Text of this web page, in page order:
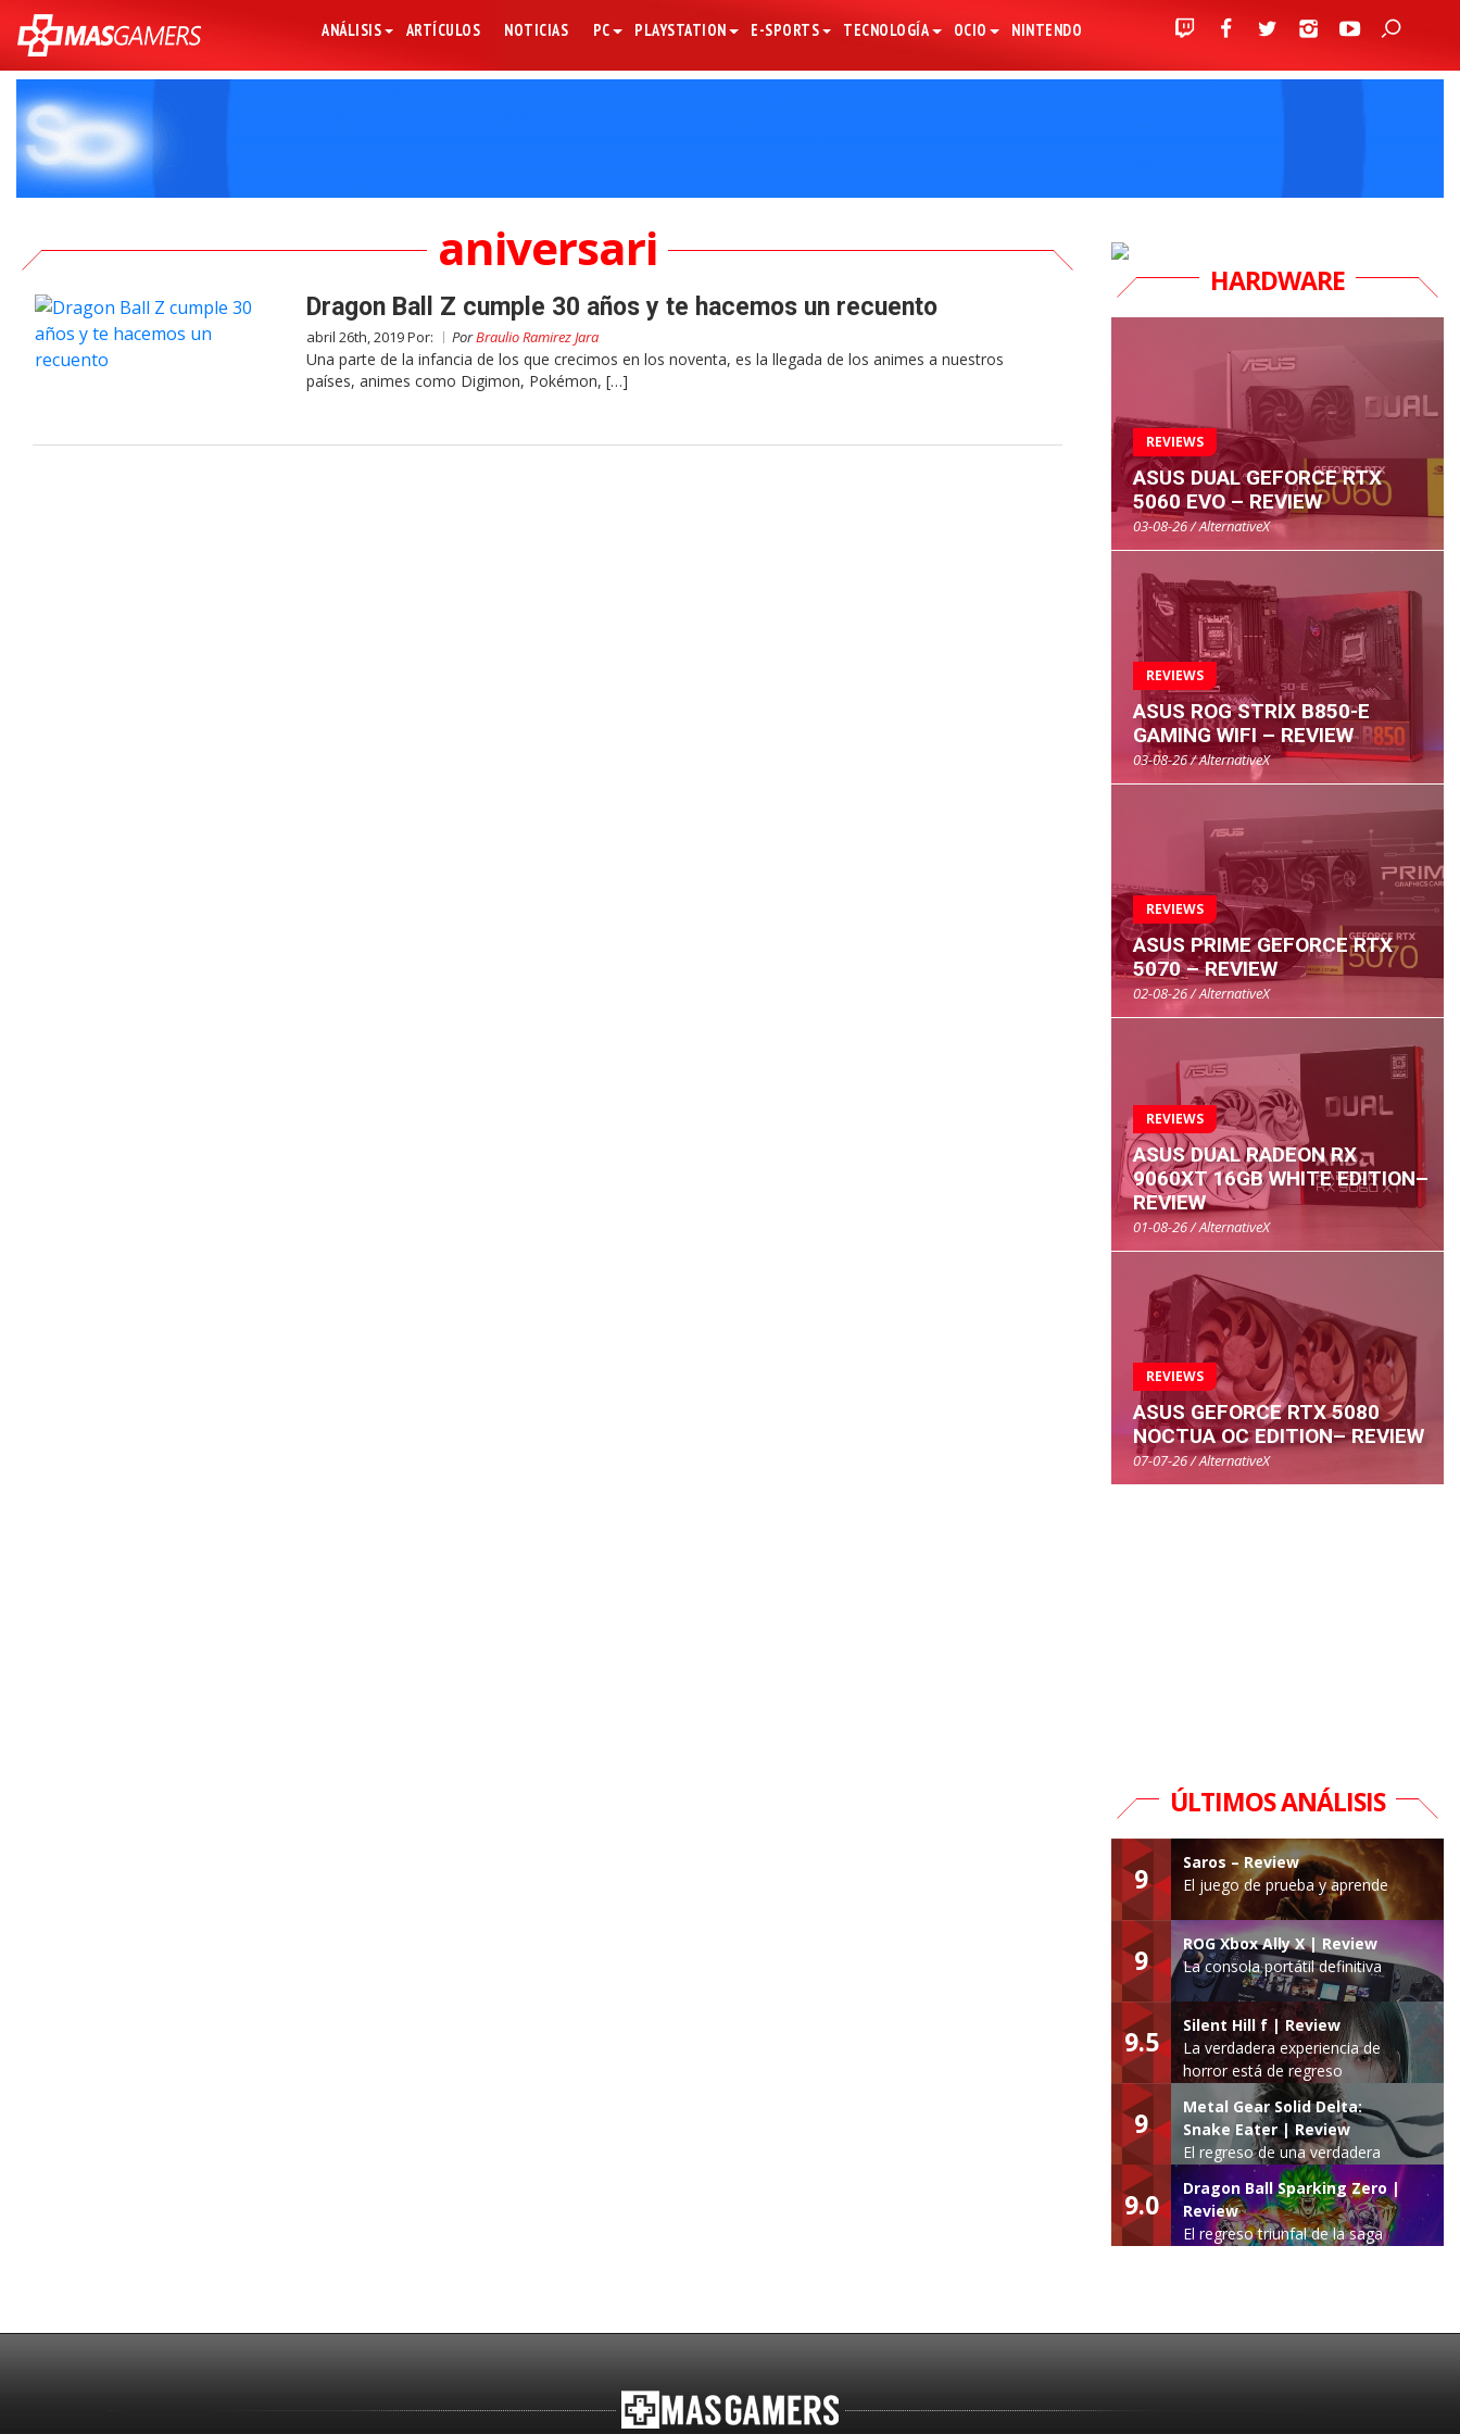
ANÁLISIS ARTÍCULOS NOTICIAS PC PLAYSTATION E-SPORTS TECNOLOGÍA OCIO NINTENDO
aniversari
Dragon Ball Z cumple 30 años y te hacemos un recuento
abril 26th, 2019 Por: PorBraulio Ramirez Jara
Una parte de la infancia de los que crecimos en los noventa, es la llegada de los animes a nuestros
países, animes como Digimon, Pokémon, […]
HARDWARE
REVIEWS
ASUS DUAL GEFORCE RTX
5060 EVO – REVIEW
03-08-26 / AlternativeX
REVIEWS
ASUS ROG STRIX B850-E
GAMING WIFI – REVIEW
03-08-26 / AlternativeX
REVIEWS
ASUS PRIME GEFORCE RTX
5070 – REVIEW
02-08-26 / AlternativeX
REVIEWS
ASUS DUAL RADEON RX
9060XT 16GB WHITE EDITION–
REVIEW
01-08-26 / AlternativeX
REVIEWS
ASUS GEFORCE RTX 5080
NOCTUA OC EDITION– REVIEW
07-07-26 / AlternativeX
ÚLTIMOS ANÁLISIS
9
Saros – Review
El juego de prueba y aprende
9
ROG Xbox Ally X | Review
La consola portátil definitiva
9.5
Silent Hill f | Review
La verdadera experiencia de
horror está de regreso
9
Metal Gear Solid Delta:
Snake Eater | Review
El regreso de una verdadera
leyenda
9.0
Dragon Ball Sparking Zero |
Review
El regreso triunfal de la saga